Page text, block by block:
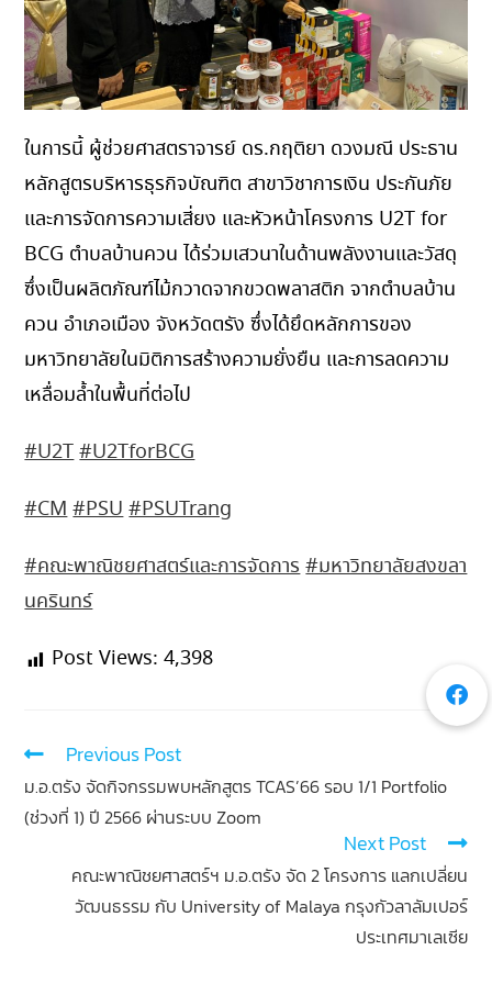
ในการนี้ ผู้ช่วยศาสตราจารย์ ดร.กฤติยา ดวงมณี ประธาน
หลักสูตรบริหารธุรกิจบัณฑิต สาขาวิชาการเงิน ประกันภัย
และการจัดการความเสี่ยง และหัวหน้าโครงการ U2T for
BCG ตำบลบ้านควน ได้ร่วมเสวนาในด้านพลังงานและวัสดุ
ซึ่งเป็นผลิตภัณฑ์ไม้กวาดจากขวดพลาสติก จากตำบลบ้าน
ควน อำเภอเมือง จังหวัดตรัง ซึ่งได้ยึดหลักการของ
มหาวิทยาลัยในมิติการสร้างความยั่งยืน และการลดความ
เหลื่อมล้ำในพื้นที่ต่อไป
#U2T#U2TforBCG
#CM#PSU#PSUTrang
#คณะพาณิชยศาสตร์และการจัดการ#มหาวิทยาลัยสงขลา
นครินทร์
Post Views: 4,398
Previous Post
ม.อ.ตรัง จัดกิจกรรมพบหลักสูตร TCAS’66 รอบ 1/1 Portfolio
(ช่วงที่ 1) ปี 2566 ผ่านระบบ Zoom
Next Post
คณะพาณิชยศาสตร์ฯ ม.อ.ตรัง จัด 2 โครงการ แลกเปลี่ยน
วัฒนธรรม กับ University of Malaya กรุงกัวลาลัมเปอร์
ประเทศมาเลเซีย